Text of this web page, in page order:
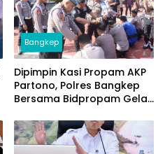
Bangkep
Dipimpin Kasi Propam AKP
Partono, Polres Bangkep
Bersama Bidpropam Gelar